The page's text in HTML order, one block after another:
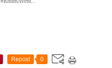
Repost 0